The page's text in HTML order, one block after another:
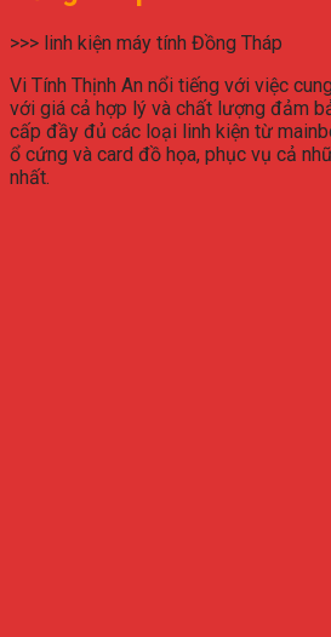
>>> linh kiện máy tính Đồng Tháp
Vi Tính Thịnh An nổi tiếng với việc
với giá cả hợp lý và chất lượng đảm
cấp đầy đủ các loại linh kiện từ
ổ cứng và card đồ họa, phục vụ cả
nhất.